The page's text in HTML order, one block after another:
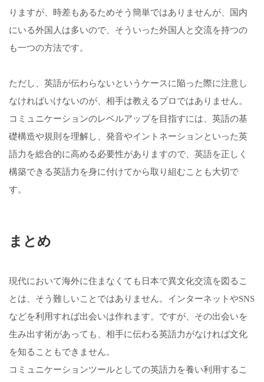
りますが、時差もあるためそう簡単ではありませんが、国内
にいる外国人は多いので、そういった外国人と交流を持つの
も一つの方法です。
ただし、英語が伝わらないというケースに陥った際に注意し
なければいけないのが、相手は教えるプロではありません。
コミュニケーションのレベルアップを目指すには、英語の基
礎構造や規則を理解し、発音やイントネーションといった英
語力を総合的に高める必要性がありますので、英語を正しく
構築できる英語力を身に付けてから取り組むことも大切で
す。
まとめ
現代において海外に住まなくても日本で異文化交流を図るこ
とは、そう難しいことではありません。インターネットやSNS
などを利用すれば出会いは作れます。ですが、その出会いを
生み出す術があっても、相手に伝わる英語力がなければ文化
を知ることもできません。
コミュニケーションツールとしての英語力を養い利用するこ